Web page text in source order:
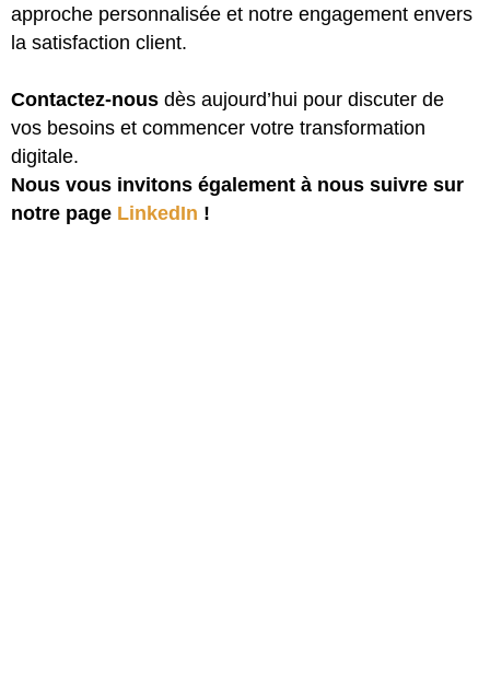
approche personnalisée et notre engagement envers
la satisfaction client.
Contactez-nous dès aujourd’hui pour discuter de
vos besoins et commencer votre transformation
digitale.
Nous vous invitons également à nous suivre sur
notre page LinkedIn !